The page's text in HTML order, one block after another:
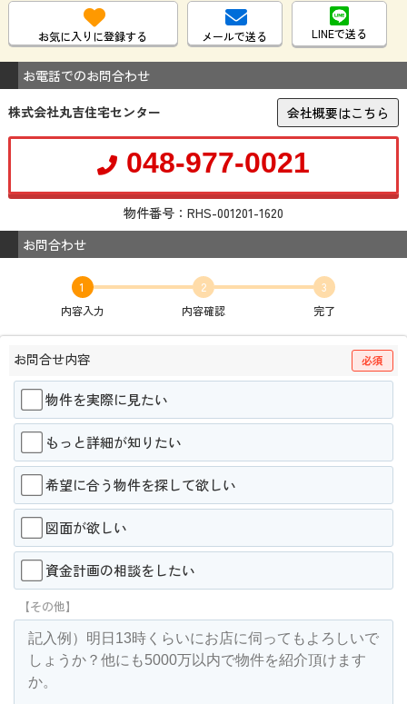
お気に入りに登録する メールで送る LINEで送る
お電話でのお問合わせ
株式会社丸吉住宅センター
会社概要はこちら
048-977-0021
物件番号：RHS-001201-1620
お問合わせ
1
内容入力
2
内容確認
3
完了
お問合せ内容 必須
物件を実際に見たい
もっと詳細が知りたい
希望に合う物件を探して欲しい
図面が欲しい
資金計画の相談をしたい
【その他】